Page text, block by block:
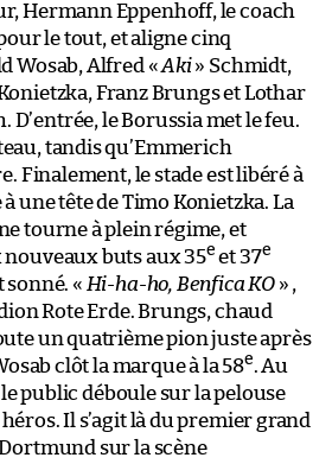
Hermann Eppenhoff, le coach
le tout, et aligne cinq
Wosab, Alfred «Aki» Schmidt,
Franz Brungs et Lothar
D’entrée, le Borussia met le feu.
tandis qu’Emmerich
Finalement, le stade est libéré à
une tête de Timo Konietzka. La
tourne à plein régime, et
buts aux 35e et 37e
sonné. « Hi-ha-ho, Benfica KO » ,
Rote Erde. Brungs, chaud
un quatrième pion juste après
clôt la marque à la 58e. Au
public déboule sur la pelouse
Il s’agit là du premier grand
sur la scène